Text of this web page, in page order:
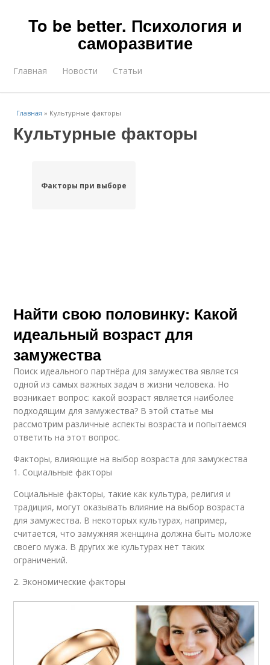
To be better. Психология и
саморазвитие
Главная Новости Статьи
Главная » Культурные факторы
Культурные факторы
Факторы при выборе
Найти свою половинку: Какой
идеальный возраст для
замужества
Поиск идеального партнёра для замужества является
одной из самых важных задач в жизни человека. Но
возникает вопрос: какой возраст является наиболее
подходящим для замужества? В этой статье мы
рассмотрим различные аспекты возраста и попытаемся
ответить на этот вопрос.
Факторы, влияющие на выбор возраста для замужества
1. Социальные факторы
Социальные факторы, такие как культура, религия и
традиция, могут оказывать влияние на выбор возраста
для замужества. В некоторых культурах, например,
считается, что замужняя женщина должна быть моложе
своего мужа. В других же культурах нет таких
ограничений.
2. Экономические факторы